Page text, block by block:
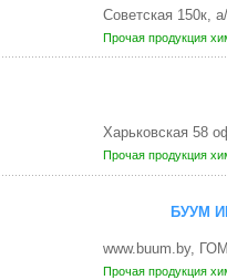
Советская 150к,
Прочая продукция
Харьковская 58
Прочая продукция
БУУМ
www.buum.by,
Прочая продукция